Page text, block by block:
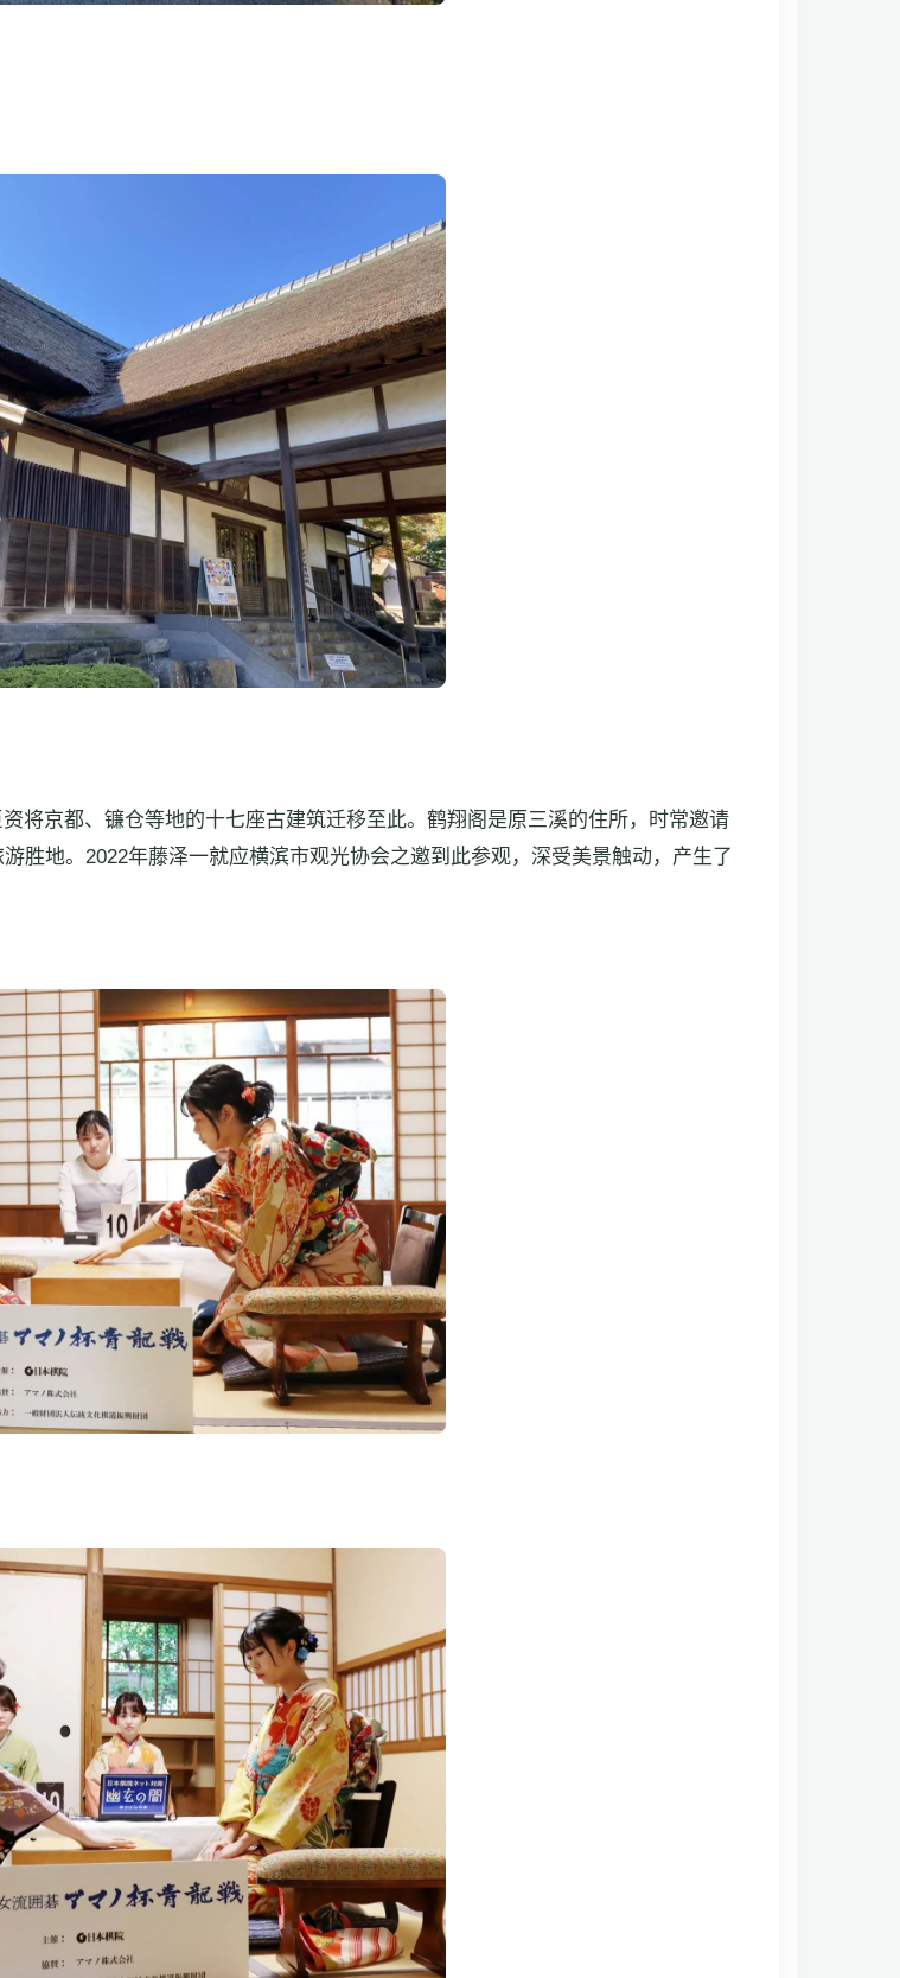
将京都、镰仓等地的十七座古建筑迁移至此。鹤翔阁是原三溪的住所，时常邀请
胜地。2022年藤泽一就应横滨市观光协会之邀到此参观，深受美景触动，产生了